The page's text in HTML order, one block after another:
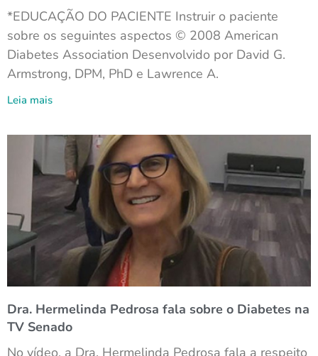
*EDUCAÇÃO DO PACIENTE Instruir o paciente
sobre os seguintes aspectos © 2008 American
Diabetes Association Desenvolvido por David G.
Armstrong, DPM, PhD e Lawrence A.
Leia mais
Dra. Hermelinda Pedrosa fala sobre o Diabetes na
TV Senado
No vídeo, a Dra. Hermelinda Pedrosa fala a respeito